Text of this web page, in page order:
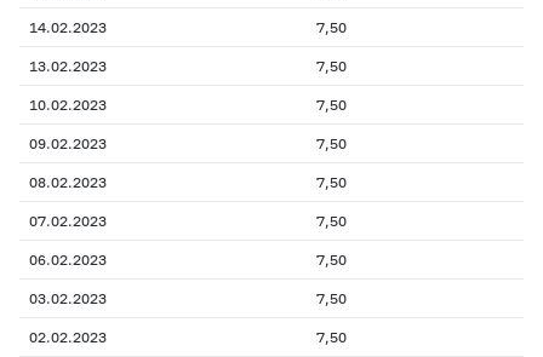
14.02.2023 7,50
13.02.2023 7,50
10.02.2023 7,50
09.02.2023 7,50
08.02.2023 7,50
07.02.2023 7,50
06.02.2023 7,50
03.02.2023 7,50
02.02.2023 7,50